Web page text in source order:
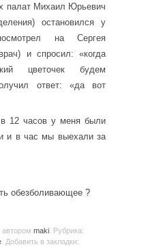
палат Михаил Юрьевич
остановился у
на Сергея
и спросил: «когда
цветочек будем
ответ: «да вот
12 часов у меня были
и в час мы выехали за
обезболивающее ?
автором maki . Рубрика:
. Добавить в закладки: